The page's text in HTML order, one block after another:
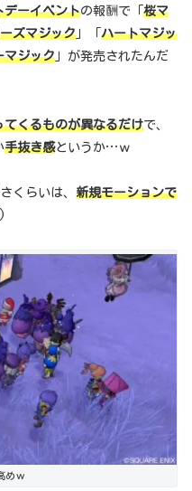
デーイベントの報酬で「 桜マ
ズマジック
ハートマジッ
マジック 」が発売されたんだ
くるものが異なるだけで、
手抜き感というか…ｗ
くらいは、 新規モーションで
めｗ